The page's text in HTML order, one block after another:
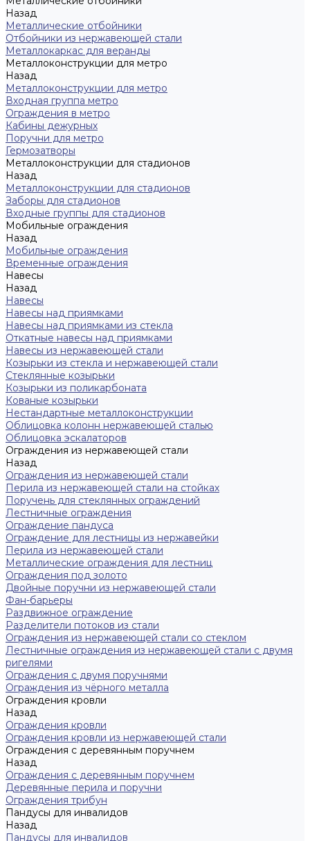
Назад
Металлические отбойники
Отбойники из нержавеющей стали
Металлокаркас для веранды
Металлоконструкции для метро
Назад
Металлоконструкции для метро
Входная группа метро
Ограждения в метро
Кабины дежурных
Поручни для метро
Гермозатворы
Металлоконструкции для стадионов
Назад
Металлоконструкции для стадионов
Заборы для стадионов
Входные группы для стадионов
Мобильные ограждения
Назад
Мобильные ограждения
Временные ограждения
Навесы
Назад
Навесы
Навесы над приямками
Навесы над приямками из стекла
Откатные навесы над приямками
Навесы из нержавеющей стали
Козырьки из стекла и нержавеющей стали
Стеклянные козырьки
Козырьки из поликарбоната
Кованые козырьки
Нестандартные металлоконструкции
Облицовка колонн нержавеющей сталью
Облицовка эскалаторов
Ограждения из нержавеющей стали
Назад
Ограждения из нержавеющей стали
Перила из нержавеющей стали на стойках
Поручень для стеклянных ограждений
Лестничные ограждения
Ограждение пандуса
Ограждение для лестницы из нержавейки
Перила из нержавеющей стали
Металлические ограждения для лестниц
Ограждения под золото
Двойные поручни из нержавеющей стали
Фан-барьеры
Раздвижное ограждение
Разделители потоков из стали
Ограждения из нержавеющей стали со стеклом
Лестничные ограждения из нержавеющей стали с двумя
ригелями
Ограждения с двумя поручнями
Ограждения из чёрного металла
Ограждения кровли
Назад
Ограждения кровли
Ограждения кровли из нержавеющей стали
Ограждения с деревянным поручнем
Назад
Ограждения с деревянным поручнем
Деревянные перила и поручни
Ограждения трибун
Пандусы для инвалидов
Назад
Пандусы для инвалидов